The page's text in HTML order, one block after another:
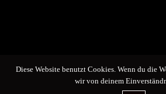
Diese Website benutzt Cookies. Wenn du die
wir von deinem